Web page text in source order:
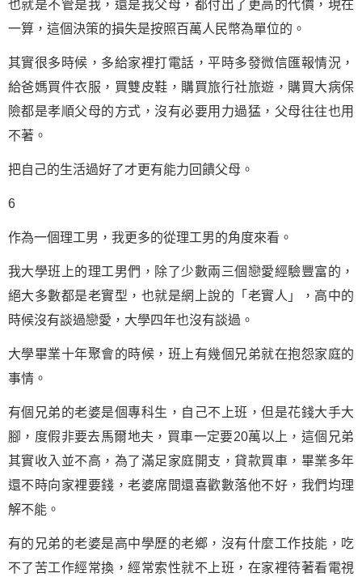
也就是不管是我，還是我父母，都付出了更高的代價，現在
一算，這個決策的損失是按照百萬人民幣為單位的。
其實很多時候，多給家裡打電話，平時多發微信匯報情況，
給爸媽買件衣服，買雙皮鞋，購買旅行社旅遊，購買大病保
險都是孝順父母的方式，沒有必要用力過猛，父母往往也用
不著。
把自己的生活過好了才更有能力回饋父母。
6
作為一個理工男，我更多的從理工男的角度來看。
我大學班上的理工男們，除了少數兩三個戀愛經驗豐富的，
絕大多數都是老實型，也就是網上說的「老實人」，高中的
時候沒有談過戀愛，大學四年也沒有談過。
大學畢業十年聚會的時候，班上有幾個兄弟就在抱怨家庭的
事情。
有個兄弟的老婆是個專科生，自己不上班，但是花錢大手大
腳，度假非要去馬爾地夫，買車一定要20萬以上，這個兄弟
其實收入並不高，為了滿足家庭開支，貸款買車，畢業多年
還不時向家裡要錢，老婆席間還喜歡數落他不好，我們均理
解不能。
有的兄弟的老婆是高中學歷的老鄉，沒有什麼工作技能，吃
不了苦工作經常換，經常索性就不上班，在家裡待著看電視